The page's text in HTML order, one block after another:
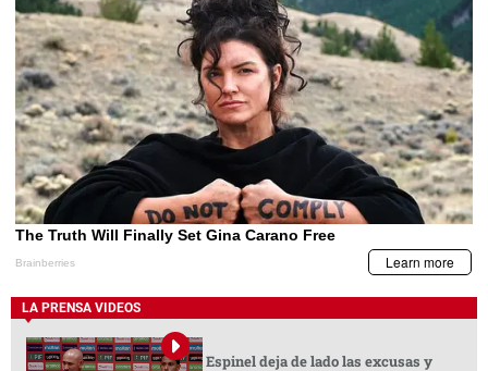
LA PRENSA VIDEOS
Espinel deja de lado las excusas y
fichaje podría debutar: "Está en la
lista..."
Hinchas y excompañeros despiden a
Franco Baresi con un último 'Ciao
capitano'
El futuro de Gianni Infantino al frente
de la FIFA enfrenta
cuestionamientos